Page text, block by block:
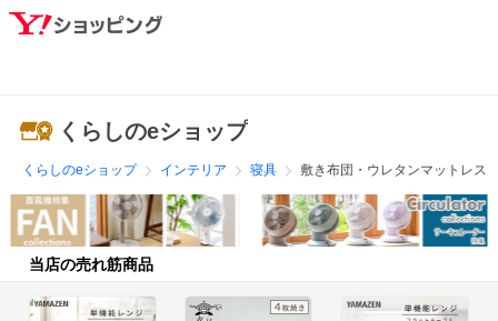
くらしのeショップ
くらしのeショップ インテリア 寝具 敷き布団・ウレタンマットレス